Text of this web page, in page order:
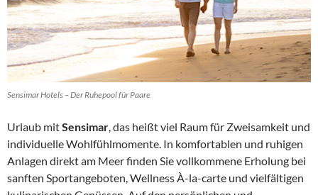
Sensimar Hotels – Der Ruhepool für Paare
Urlaub mitSensimar , das heißt viel Raum für Zweisamkeit und
individuelle Wohlfühlmomente. In komfortablen und ruhigen
Anlagen direkt am Meer finden Sie vollkommene Erholung bei
sanften Sportangeboten, Wellness À-la-carte und vielfältigen